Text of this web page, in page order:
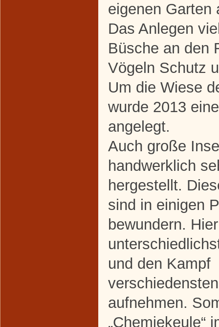
eigenen Garten
Das Anlegen
Büsche an den
Vögeln Schutz
Um die Wiese
wurde 2013
angelegt.
Auch große
handwerklich
hergestellt.
sind in einigen
bewundern.
und den Kampf
aufnehmen.